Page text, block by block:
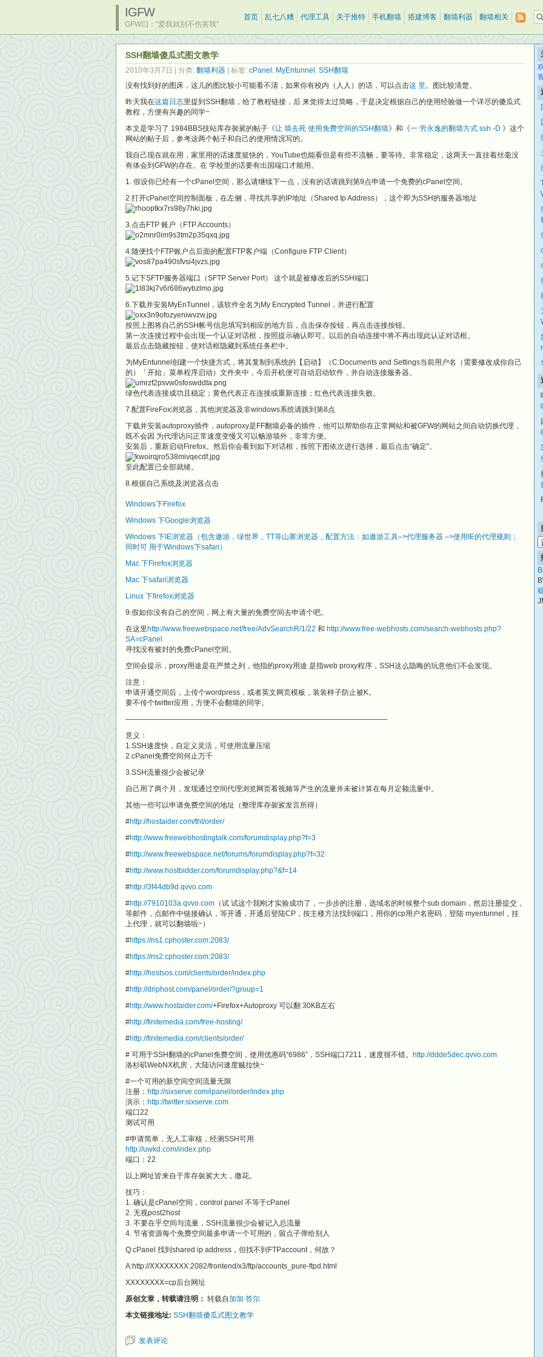
IGFW
GFW曰：“爱我就别不伤害我”
首页 乱七八糟 代理工具 关于推特 手机翻墙 搭建博客 翻墙利器 翻墙相关
SSH翻墙傻瓜式图文教学
2010年3月7日 | 分类: 翻墙利器 | 标签: cPanel , MyEntunnel , SSH翻墙
没有找到好的图床，这儿的图比较小可能看不清，如果你有校内（人人）的话，可以点击这 里。图比较清楚。
昨天我在这篇日志里提到SSH翻墙，给了教程链接，后 来觉得太过简略，于是决定根据自己的使用经验做一个详尽的傻瓜式
教程，方便有兴趣的同学~
本文是学习了 1984BBS技站库存袈裟的帖子《让 墙去死 使用免费空间的SSH翻墙》和《一 劳永逸的翻墙方式 ssh -D 》这个
网站的帖子后，参考这两个帖子和自己的使用情况写的。
我自己现在就在用，家里用的话速度挺快的，YouTube也能看但是有些不流畅，要等待。非常稳定，这两天一直挂着丝毫没
有体会到GFW的存在。在 学校里的话要有出国端口才能用。
1. 假设你已经有一个cPanel空间，那么请继续下一点，没有的话请跳到第9点申请一个免费的cPanel空间。
2.打开cPanel空间控制面板，在左侧，寻找共享的IP地址（Shared Ip Address），这个即为SSH的服务器地址
3.点击FTP 账户（FTP Accounts）
4.随便找个FTP账户点后面的配置FTP客户端（Configure FTP Client）
5.记下SFTP服务器端口（SFTP Server Port） 这个就是被修改后的SSH端口
6.下载并安装MyEnTunnel，该软件全名为My Encrypted Tunnel，并进行配置
按照上图将自己的SSH帐号信息填写到相应的地方后，点击保存按钮，再点击连接按钮。
第一次连接过程中会出现一个认证对话框，按照提示确认即可。以后的自动连接中将不再出现此认证对话框。
最后点击隐藏按钮，使对话框隐藏到系统任务栏中。
为MyEntunnel创建一个快捷方式，将其复制到系统的【启动】（C:Documents and Settings当前用户名（需要修改成你自己
的）「开始」菜单程序启动）文件夹中，今后开机便可自动启动软件，并自动连接服务器。
绿色代表连接成功且稳定；黄色代表正在连接或重新连接；红色代表连接失败。
7.配置FireFox浏览器，其他浏览器及非windows系统请跳到第8点
下载并安装autoproxy插件，autoproxy是FF翻墙必备的插件，他可以帮助你在正常网站和被GFW的网站之间自动切换代理，
既不会因 为代理访问正常速度变慢又可以畅游墙外，非常方便。
安装后，重新启动Firefox。然后你会看到如下对话框，按照下图依次进行选择，最后点击“确定”。
至此配置已全部就绪。
8.根据自己系统及浏览器点击
Windows下Firefox
Windows 下Google浏览器
Windows 下IE浏览器（包含遨游，绿世界，TT等山寨浏览器，配置方法：如遨游工具–>代理服务器 –>使用IE的代理规则；
同时可 用于Windows下safari）
Mac 下Firefox浏览器
Mac 下safari浏览器
Linux 下firefox浏览器
9.假如你没有自己的空间，网上有大量的免费空间去申请个吧。
在这里 http://www.freewebspace.net/free/AdvSearchR/1/22 和 http://www.free-webhosts.com/search-webhosts.php?
SA=cPanel
寻找没有被封的免费cPanel空间。
空间会提示，proxy用途是在严禁之列，他指的proxy用途 是指web proxy程序，SSH这么隐晦的玩意他们不会发现。
注意：
申请开通空间后，上传个wordpress，或者英文网页模板，装装样子防止被K。
要不传个twitter应用，方便不会翻墙的同学。
————————————————————————————————————
意义：
1.SSH速度快，自定义灵活，可使用流量压缩
2.cPanel免费空间何止万千
3.SSH流量很少会被记录
自己用了两个月，发现通过空间代理浏览网页看视频等产生的流量并未被计算在每月定额流量中。
其他一些可以申请免费空间的地址（整理库存袈裟发言所得）
#http://hostaider.com/tht/order/
#http://www.freewebhostingtalk.com/forumdisplay.php?f=3
#http://www.freewebspace.net/forums/forumdisplay.php?f=32
#http://www.hostbidder.com/forumdisplay.php?&f=14
#http://3f44db9d.qvvo.com
#http://7910103a.qvvo.com （试 试这个我刚才实验成功了，一步步的注册，选域名的时候整个sub domain，然后注册提交，
等邮件，点邮件中链接确认，等开通，开通后登陆CP，按主楼方法找到端口，用你的cp用户名密码，登陆 myentunnel，挂
上代理，就可以翻墙啦~）
#https://ns1.cphoster.com:2083/
#https://ns2.cphoster.com:2083/
#http://hostsos.com/clients/order/index.php
#http://driphost.com/panel/order/?group=1
#http://www.hostaider.com/+Firefox+Autoproxy 可以翻 30KB左右
#http://finitemedia.com/free-hosting/
#http://finitemedia.com/clients/order/
# 可用于SSH翻墙的cPanel免费空间，使用优惠码“6986”，SSH端口7211，速度很不错。
http://ddde5dec.qvvo.com
洛杉矶WebNX机房，大陆访问速度贼拉快~
#一个可用的新空间空间流量无限
注册： http://sixserve.com/ipanel/order/index.php
演示： http://twitter.sixserve.com
端口22
测试可用
#申请简单，无人工审核，经测SSH可用
http://uwkd.com/index.php
端口：22
以上网址皆来自于库存袈裟大大，撒花。
技巧：
1. 确认是cPanel空间，control panel 不等于cPanel
2. 无视post2host
3. 不要在乎空间与流量，SSH流量很少会被记入总流量
4. 节省资源每个免费空间最多申请一个可用的，留点子弹给别人
Q:cPanel 找到shared ip address，但找不到FTPaccount，何故？
A:http://XXXXXXXX:2082/frontend/x3/ftp/accounts_pure-ftpd.html
XXXXXXXX=cp后台网址
原创文章，转载请注明： 转载自加加 答尔
本文链接地址: SSH翻墙傻瓜式图文教学
发表评论